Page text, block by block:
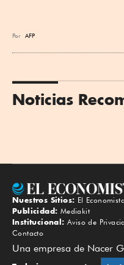
Por AFP
Noticias
Nuestros Sitios: El Economista
Publicidad: Mediakit
Institucional: Aviso de
Contacto
Una empresa de Nacer